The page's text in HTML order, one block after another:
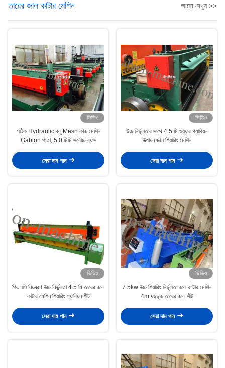
তারের জাল কাটার মেশিন আরো দেখুন >>
ভিডিও
সঠিক Hydraulic ব্লু Mesh কাজ মেশিন
Gabion পাতা, 5.0 মিমি সর্বোচ্চ ব্যাস
সেরা দাম পান
ভিডিও
উচ্চ নির্ভুলতার সাথে 4.5 মি ওয়্যার গ্যাবিয়ন
উত্পাদন জাল শিয়ারিং মেশিন
সেরা দাম পান
ভিডিও
পিএলসি নিয়ন্ত্রণ উচ্চ নির্ভুলতা 4.5 মি তারের জাল
কাটার মেশিন শিয়ারিং গ্যাবিয়ন শীট
সেরা দাম পান
ভিডিও
7.5kw উচ্চ শিয়ারিং নির্ভুলতা জাল কাটার মেশিন
4m ষড়ভুজ তারের জাল শীট
সেরা দাম পান